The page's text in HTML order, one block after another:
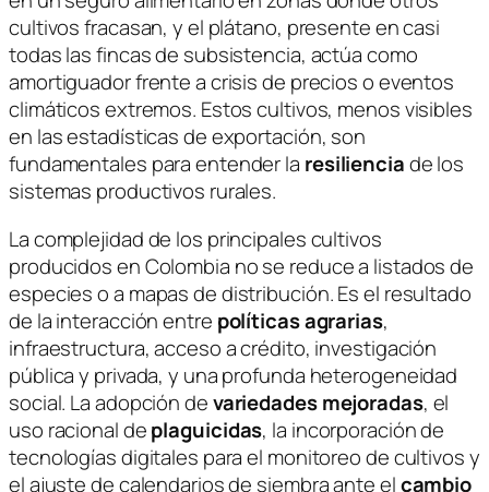
cultivos fracasan, y el plátano, presente en casi
todas las fincas de subsistencia, actúa como
amortiguador frente a crisis de precios o eventos
climáticos extremos. Estos cultivos, menos visibles
en las estadísticas de exportación, son
fundamentales para entender la resilienciade los
sistemas productivos rurales.
La complejidad de los principales cultivos
producidos en Colombia no se reduce a listados de
especies o a mapas de distribución. Es el resultado
de la interacción entre políticas agrarias,
infraestructura, acceso a crédito, investigación
pública y privada, y una profunda heterogeneidad
social. La adopción devariedades mejoradas, el
uso racional deplaguicidas, la incorporación de
tecnologías digitales para el monitoreo de cultivos y
el ajuste de calendarios de siembra ante elcambio